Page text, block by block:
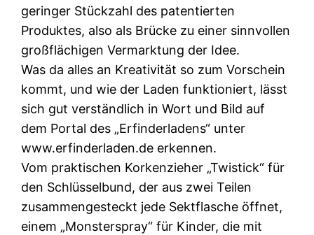
geringer Stückzahl des patentierten
Produktes, also als Brücke zu einer sinnvollen
großflächigen Vermarktung der Idee.
Was da alles an Kreativität so zum Vorschein
kommt, und wie der Laden funktioniert, lässt
sich gut verständlich in Wort und Bild auf
dem Portal des „Erfinderladens“ unter
www.erfinderladen.de erkennen.
Vom praktischen Korkenzieher „Twistick“ für
den Schlüsselbund, der aus zwei Teilen
zusammengesteckt jede Sektflasche öffnet,
einem „Monsterspray“ für Kinder, die mit